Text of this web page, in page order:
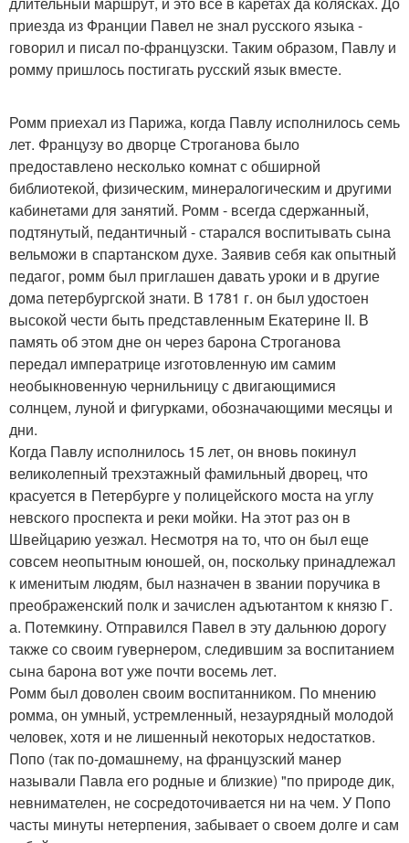
приезда из Франции Павел не знал русского языка -
говорил и писал по-французски. Таким образом, Павлу и
ромму пришлось постигать русский язык вместе.
Ромм приехал из Парижа, когда Павлу исполнилось семь
лет. Французу во дворце Строганова было
предоставлено несколько комнат с обширной
библиотекой, физическим, минералогическим и другими
кабинетами для занятий. Ромм - всегда сдержанный,
подтянутый, педантичный - старался воспитывать сына
вельможи в спартанском духе. Заявив себя как опытный
педагог, ромм был приглашен давать уроки и в другие
дома петербургской знати. В 1781 г. он был удостоен
высокой чести быть представленным Екатерине II. В
память об этом дне он через барона Строганова
передал императрице изготовленную им самим
необыкновенную чернильницу с двигающимися
солнцем, луной и фигурками, обозначающими месяцы и
дни.
Когда Павлу исполнилось 15 лет, он вновь покинул
великолепный трехэтажный фамильный дворец, что
красуется в Петербурге у полицейского моста на углу
невского проспекта и реки мойки. На этот раз он в
Швейцарию уезжал. Несмотря на то, что он был еще
совсем неопытным юношей, он, поскольку принадлежал
к именитым людям, был назначен в звании поручика в
преображенский полк и зачислен адъютантом к князю Г.
а. Потемкину. Отправился Павел в эту дальнюю дорогу
также со своим гувернером, следившим за воспитанием
сына барона вот уже почти восемь лет.
Ромм был доволен своим воспитанником. По мнению
ромма, он умный, устремленный, незаурядный молодой
человек, хотя и не лишенный некоторых недостатков.
Попо (так по-домашнему, на французский манер
называли Павла его родные и близкие) "по природе дик,
невнимателен, не сосредоточивается ни на чем. У Попо
часты минуты нетерпения, забывает о своем долге и сам